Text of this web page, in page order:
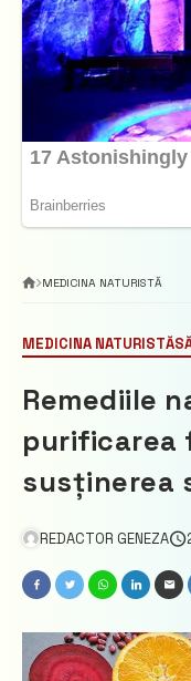
MEDICINA NATURISTĂ
MEDICINA NATURISTĂ
Remediile
purificarea
susținerea
REDACTOR GENEZA